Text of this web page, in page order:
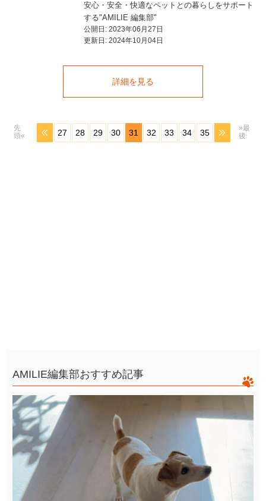
安心・安全・快適なペットとの暮らしをサポート
する"AMILIE 編集部"
公開日: 2023年06月27日
更新日: 2024年10月04日
詳細を見る
先
頭«
27 28 29 30 31 32 33 34 35
»最
後
AMILIE編集部おすすめ記事